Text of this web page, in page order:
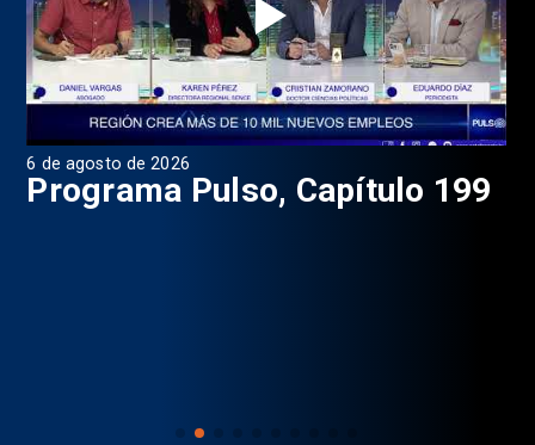
6 de agosto de 2026
Programa Pulso, Capítulo 199